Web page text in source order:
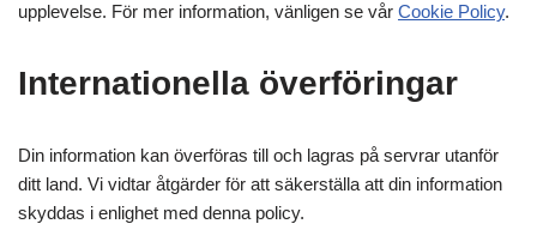
upplevelse. För mer information, vänligen se vår Cookie Policy.
Internationella överföringar
Din information kan överföras till och lagras på servrar utanför
ditt land. Vi vidtar åtgärder för att säkerställa att din information
skyddas i enlighet med denna policy.